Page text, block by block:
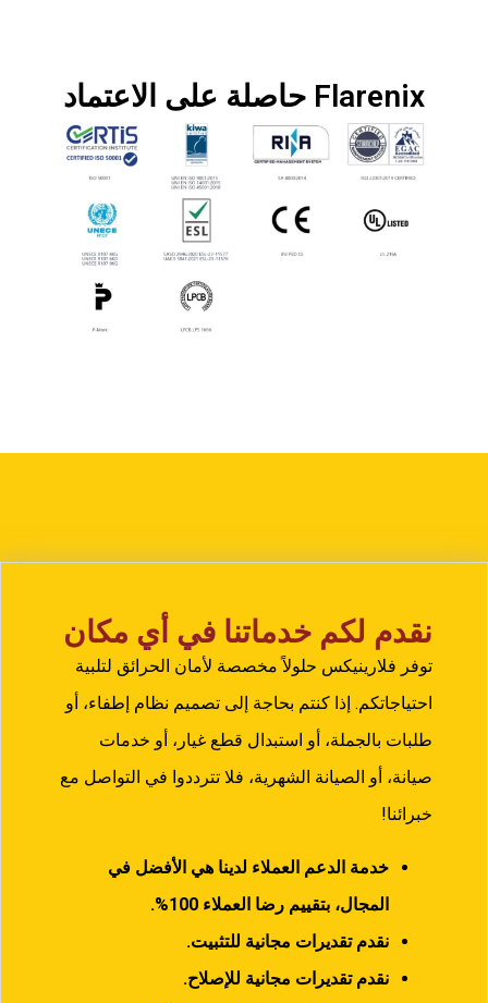
Flarenix حاصلة على الاعتماد
نقدم لكم خدماتنا في أي مكان
توفر فلارينيكس حلولاً مخصصة لأمان الحرائق لتلبية
احتياجاتكم. إذا كنتم بحاجة إلى تصميم نظام إطفاء، أو
طلبات بالجملة، أو استبدال قطع غيار، أو خدمات
صيانة، أو الصيانة الشهرية، فلا تترددوا في التواصل مع
خبرائنا!
خدمة الدعم العملاء لدينا هي الأفضل في
المجال، بتقييم رضا العملاء 100%.
نقدم تقديرات مجانية للتثبيت.
نقدم تقديرات مجانية للإصلاح.